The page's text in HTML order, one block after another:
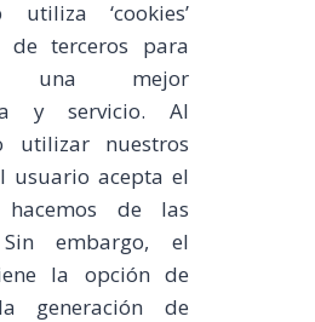
utiliza ‘cookies’
terceros para
una mejor
y servicio. Al
utilizar nuestros
usuario acepta el
de las
Sin embargo, el
la opción de
generación de